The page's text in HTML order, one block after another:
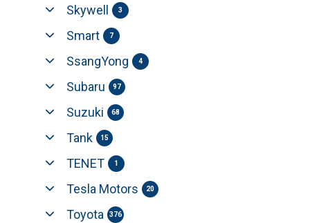
Skywell 3
Smart 7
SsangYong 4
Subaru 97
Suzuki 68
Tank 15
TENET 1
Tesla Motors 20
Toyota 376